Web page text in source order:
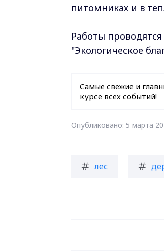
питомниках и в
Работы
"Экологическое
Самые свежие и
курсе всех событий!
Опубликовано: 5 марта
лес